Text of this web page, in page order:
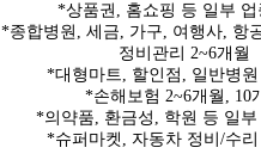
*상품권, 홈쇼핑 등 일부 업
*종합병원, 세금, 가구, 여행사, 항
정비관리 2~6개월
*대형마트, 할인점, 일반병원
*손해보험 2~6개월, 10
*의약품, 환금성, 학원 등 일부
*슈퍼마켓, 자동차 정비/수리